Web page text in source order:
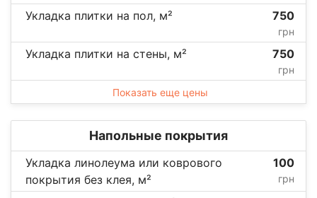
Укладка плитки на пол, м² 750
грн
Укладка плитки на стены, м² 750
грн
Показать еще цены
Напольные покрытия
Укладка линолеума или коврового
покрытия без клея, м²
100
грн